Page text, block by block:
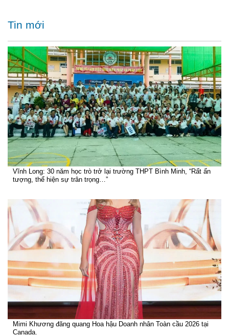
Tin mới
Vĩnh Long: 30 năm học trò trở lại trường THPT Bình Minh, “Rất ấn
tượng, thể hiện sự trân trọng…”
Mimi Khương đăng quang Hoa hậu Doanh nhân Toàn cầu 2026 tại
Canada.